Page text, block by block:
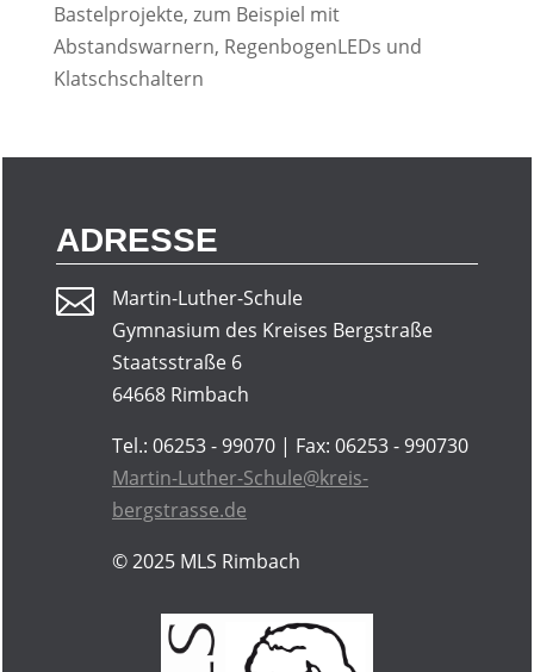
Bastelprojekte, zum Beispiel mit
Abstandswarnern, RegenbogenLEDs und
Klatschschaltern
ADRESSE

Martin-Luther-Schule
Gymnasium des Kreises Bergstraße
Staatsstraße 6
64668 Rimbach
Tel.: 06253 - 99070 | Fax: 06253 - 990730
Martin-Luther-Schule@kreis-
bergstrasse.de
© 2025MLS Rimbach